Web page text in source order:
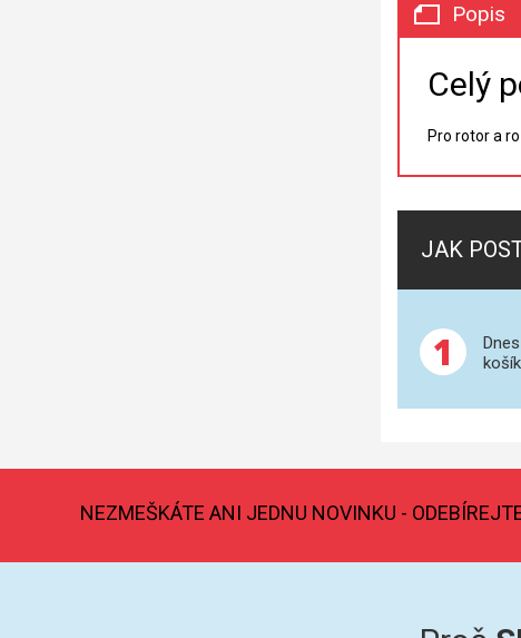
Popis
Celý
Pro rotor a
JAK
1
NEZMEŠKÁTE ANI JEDNU NOVINKU -